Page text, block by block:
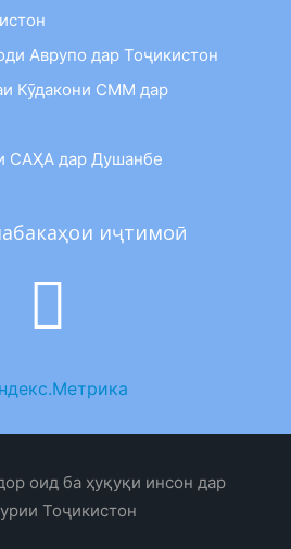
Аврупо дар Тоҷикистон
Кӯдакони СММ дар
САҲА дар Душанбе
иҷтимоӣ
оид ба ҳуқуқи инсон дар
Тоҷикистон